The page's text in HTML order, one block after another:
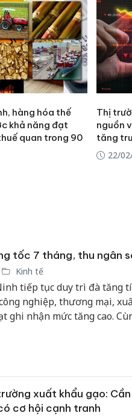
hàng hóa thế
khả năng đạt
quan trong 90
Thị
nguồn
tăng
22/
tốc 7 tháng, thu ngân
Kinh tế
tiếp tục duy trì đà tăng
nghiệp, thương mại,
ghi nhận mức tăng cao.
xuất khẩu gạo:
cơ hội cạnh tranh